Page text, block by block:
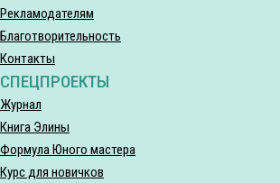
Рекламодателям
Благотворительность
Контакты
СПЕЦПРОЕКТЫ
Журнал
Книга Элины
Формула Юного мастера
Курс для новичков